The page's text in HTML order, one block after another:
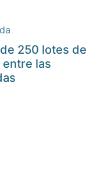
250 lotes de
las